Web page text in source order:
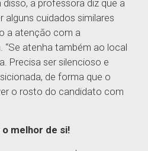
disso, a professora diz que a
alguns cuidados similares
a atenção com a
“Se atenha também ao local
Precisa ser silencioso e
de forma que o
o rosto do candidato com
melhor de si!